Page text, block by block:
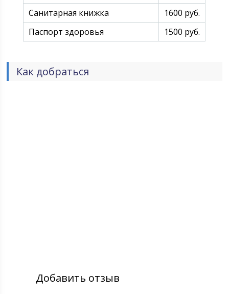
Санитарная книжка
1600 руб.
Паспорт здоровья
1500 руб.
Как добраться
Добавить отзыв